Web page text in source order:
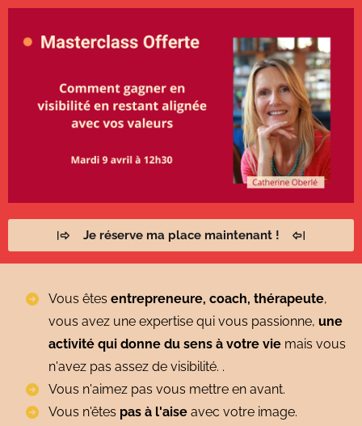
Je réserve ma place maintenant !
Vous êtes entrepreneure, coach, thérapeute,
vous avez une expertise qui vous passionne, une
activité qui donne du sens à votre vie mais vous
n'avez pas assez de visibilité. .
Vous n'aimez pas vous mettre en avant.
Vous n'êtes pas à l'aise avec votre image.